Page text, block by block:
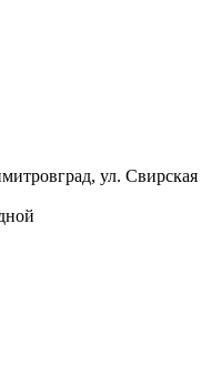
ул. Свирская